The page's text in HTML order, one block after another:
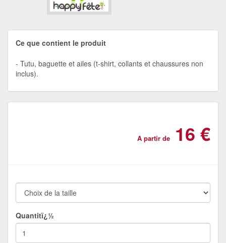
Ce que contient le produit
Tutu, baguette et ailes (t-shirt, collants et chaussures non
inclus).
A partir de 16 €
Quantitï¿½